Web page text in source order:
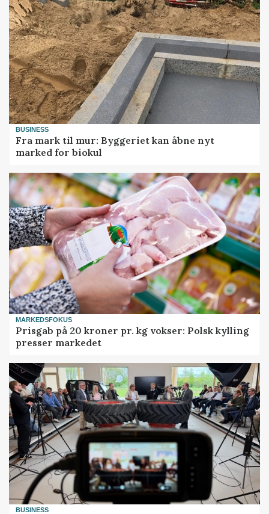
BUSINESS
Fra mark til mur: Byggeriet kan åbne nyt
marked for biokul
MARKEDSFOKUS
Prisgab på 20 kroner pr. kg vokser: Polsk kylling
presser markedet
BUSINESS